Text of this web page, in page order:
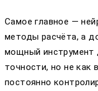
Самое главное —
методы расчёта, а
мощный инструмент
точности, но не как
постоянно